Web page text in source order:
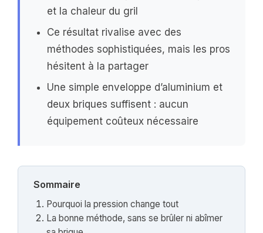
et la chaleur du gril
Ce résultat rivalise avec des
méthodes sophistiquées, mais les pros
hésitent à la partager
Une simple enveloppe d’aluminium et
deux briques suffisent : aucun
équipement coûteux nécessaire
Sommaire
Pourquoi la pression change tout
La bonne méthode, sans se brûler ni abîmer